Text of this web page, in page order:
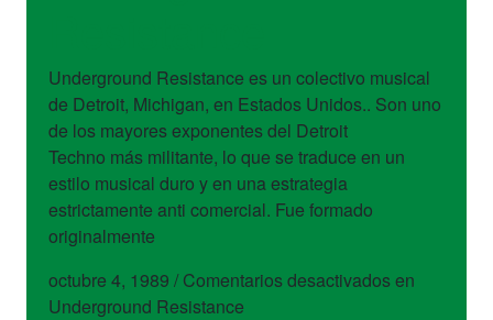
Underground Resistance es un colectivo musical
de Detroit, Michigan, en Estados Unidos.. Son uno
de los mayores exponentes del Detroit
Techno más militante, lo que se traduce en un
estilo musical duro y en una estrategia
estrictamente anti comercial. Fue formado
originalmente
octubre 4, 1989 / Comentarios desactivadosen
Underground Resistance